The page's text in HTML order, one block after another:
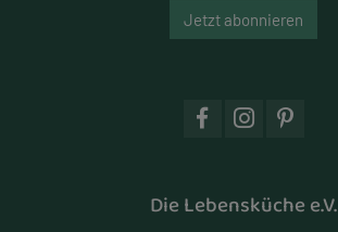
Jetzt abonnieren
Die Lebensküche e.V.